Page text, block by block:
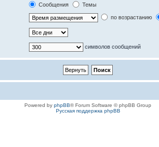
Сообщения
Темы
по возрастанию
символов сообщений
Powered by phpBB® Forum Software © phpBB Group
Русская поддержка phpBB